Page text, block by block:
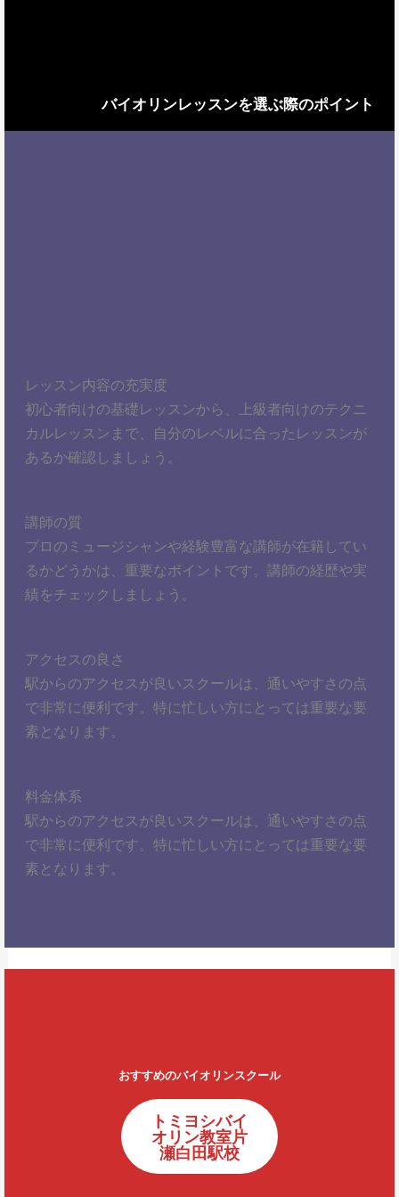
バイオリンレッスンを選ぶ際のポイント
レッスン内容の充実度
初心者向けの基礎レッスンから、上級者向けのテクニ
カルレッスンまで、自分のレベルに合ったレッスンが
あるか確認しましょう。
講師の質
プロのミュージシャンや経験豊富な講師が在籍してい
るかどうかは、重要なポイントです。講師の経歴や実
績をチェックしましょう。
アクセスの良さ
駅からのアクセスが良いスクールは、通いやすさの点
で非常に便利です。特に忙しい方にとっては重要な要
素となります。
料金体系
駅からのアクセスが良いスクールは、通いやすさの点
で非常に便利です。特に忙しい方にとっては重要な要
素となります。
おすすめのバイオリンスクール
トミヨシバイ
オリン教室片
瀬白田駅校